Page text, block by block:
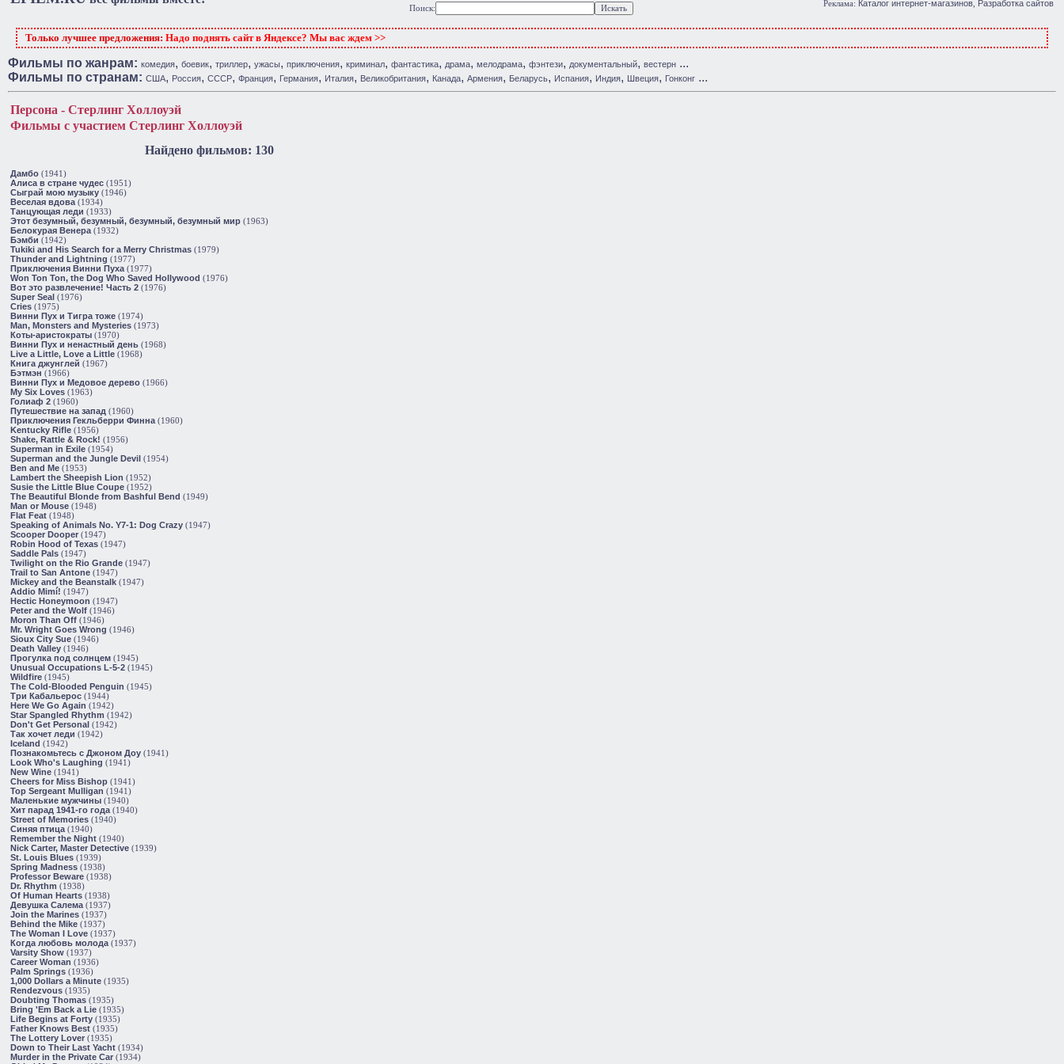
Поиск:
Реклама: Каталог интернет-магазинов Разработка сайтов
Только лучшее предложения: Надо поднять сайт в Яндексе? Мы вас ждем >>
Фильмы по жанрам: комедия, боевик, триллер, ужасы, приключения, криминал, фантастика, драма, мелодрама, фэнтези, документальный, вестерн ...
Фильмы по странам: США, Россия, СССР, Франция, Германия, Италия, Великобритания, Канада, Армения, Беларусь, Испания, Индия, Швеция, Гонконг ...
Персона - Стерлинг Холлоуэй
Фильмы с участием Стерлинг Холлоуэй
Найдено фильмов: 130
Дамбо (1941)
Алиса в стране чудес (1951)
Сыграй мою музыку (1946)
Веселая вдова (1934)
Танцующая леди (1933)
Этот безумный, безумный, безумный, безумный мир (1963)
Белокурая Венера (1932)
Бэмби (1942)
Tukiki and His Search for a Merry Christmas (1979)
Thunder and Lightning (1977)
Приключения Винни Пуха (1977)
Won Ton Ton, the Dog Who Saved Hollywood (1976)
Вот это развлечение! Часть 2 (1976)
Super Seal (1976)
Cries (1975)
Винни Пух и Тигра тоже (1974)
Man, Monsters and Mysteries (1973)
Коты-аристократы (1970)
Винни Пух и ненастный день (1968)
Live a Little, Love a Little (1968)
Книга джунглей (1967)
Бэтмэн (1966)
Винни Пух и Медовое дерево (1966)
My Six Loves (1963)
Голиаф 2 (1960)
Путешествие на запад (1960)
Приключения Гекльберри Финна (1960)
Kentucky Rifle (1956)
Shake, Rattle & Rock! (1956)
Superman in Exile (1954)
Superman and the Jungle Devil (1954)
Ben and Me (1953)
Lambert the Sheepish Lion (1952)
Susie the Little Blue Coupe (1952)
The Beautiful Blonde from Bashful Bend (1949)
Man or Mouse (1948)
Flat Feat (1948)
Speaking of Animals No. Y7-1: Dog Crazy (1947)
Scooper Dooper (1947)
Robin Hood of Texas (1947)
Saddle Pals (1947)
Twilight on the Rio Grande (1947)
Trail to San Antone (1947)
Mickey and the Beanstalk (1947)
Addio Mimí! (1947)
Hectic Honeymoon (1947)
Peter and the Wolf (1946)
Moron Than Off (1946)
Mr. Wright Goes Wrong (1946)
Sioux City Sue (1946)
Death Valley (1946)
Прогулка под солнцем (1945)
Unusual Occupations L-5-2 (1945)
Wildfire (1945)
The Cold-Blooded Penguin (1945)
Три Кабальерос (1944)
Here We Go Again (1942)
Star Spangled Rhythm (1942)
Don't Get Personal (1942)
Так хочет леди (1942)
Iceland (1942)
Познакомьтесь с Джоном Доу (1941)
Look Who's Laughing (1941)
New Wine (1941)
Cheers for Miss Bishop (1941)
Top Sergeant Mulligan (1941)
Маленькие мужчины (1940)
Хит парад 1941-го года (1940)
Street of Memories (1940)
Синяя птица (1940)
Remember the Night (1940)
Nick Carter, Master Detective (1939)
St. Louis Blues (1939)
Spring Madness (1938)
Professor Beware (1938)
Dr. Rhythm (1938)
Of Human Hearts (1938)
Девушка Салема (1937)
Join the Marines (1937)
Behind the Mike (1937)
The Woman I Love (1937)
Когда любовь молода (1937)
Varsity Show (1937)
Career Woman (1936)
Palm Springs (1936)
1,000 Dollars a Minute (1935)
Rendezvous (1935)
Doubting Thomas (1935)
Bring 'Em Back a Lie (1935)
Life Begins at Forty (1935)
Father Knows Best (1935)
The Lottery Lover (1935)
Down to Their Last Yacht (1934)
Murder in the Private Car (1934)